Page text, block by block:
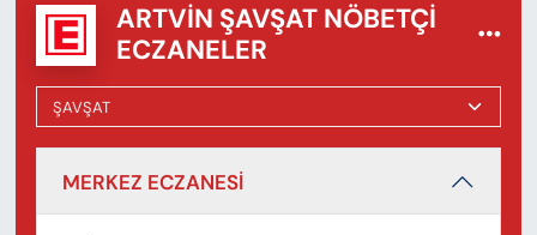
ARTVIN ŞAVŞAT NÖBETÇI
ECZANELER
MERKEZ ECZANESİ